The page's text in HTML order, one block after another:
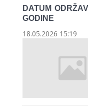
DATUM
GODINE
18.05.2026 15:19